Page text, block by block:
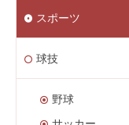
スポーツ
球技
野球